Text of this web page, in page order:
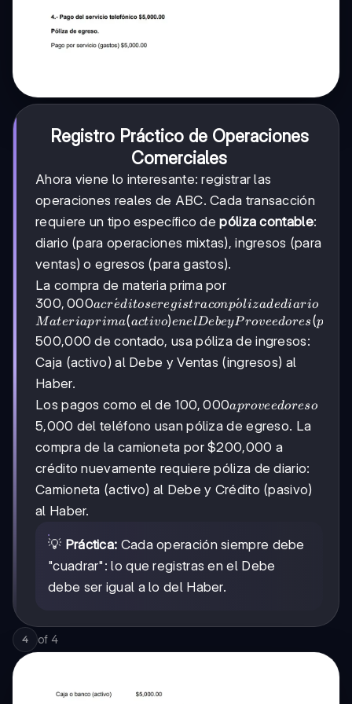
Registro Práctico de Operaciones
Comerciales
Ahora viene lo interesante: registrar las
operaciones reales de ABC. Cada transacción
requiere un tipo específico depóliza contable:
diario (para operaciones mixtas), ingresos (para
ventas) o egresos (para gastos).
La compra de materia prima por
300,000 a
crédito se
registra con
póliza de
diario:
Materia
prima
(activo) en el
Debe y
Proveedores
(pasivo) en
el Haber.
Cuando ABC
vende
por
300, 000acre
ˊditoseregistraconpo
ˊlizadediario
Materiaprima(activo)enelDebeyProveedores(p
500,000 de contado, usa póliza de ingresos:
Caja (activo) al Debe y Ventas (ingresos) al
Haber.
Los pagos como el de 100,000 a
proveedores
o
100, 000aproveedoreso
5,000 del teléfono usan póliza de egreso. La
compra de la camioneta por $200,000 a
crédito nuevamente requiere póliza de diario:
Camioneta (activo) al Debe y Crédito (pasivo)
al Haber.
💡 Práctica: Cada operación siempre debe
"cuadrar": lo que registras en el Debe
debe ser igual a lo del Haber.
4 of 4